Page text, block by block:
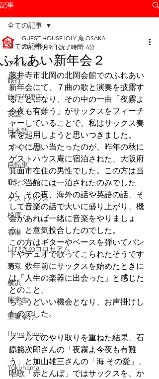
記事
全ての記事
フィリピン
旅行
旅行代理店
英語
日本語
スペイン語
自転車
レンタル
ゲストハウス
松原
香港
はびきのコロセアム
東京
横浜
留学生
重量挙げ
Hong Kong
Tokyo
Yokohama
全ての記事
ふれあい新年会２
GUEST HOUSE IOLY 庵 OSAKA
2024年2月9日 読了時間: 6分
藤井寺市北岡の北岡会館でのふれあい
新年会にて、７曲の歌と演奏を披露す
ることになり、その中の一曲「夜霧よ
今夜も有難う」がサックスをフィーチ
ャーしていることで、私はサックス奏
者を起用しようと思いつきました。
すぐに思い当たったのが、昨年の秋に
ゲストハウス庵に宿泊された、大阪府
箕面市在住の男性でした。この方は当
時、当館には一泊されたのみでした
が、その夜、海外の話や英語の話、そ
して音楽の話で大いに盛り上がり、機
会があれば一緒に音楽をやりましょ
う、と意気投合したのでした。
この方はギターやベースを弾いてバン
ドやデュオで歌ってこられたそうです
が、数年前にサックスを始めたときに
は「人生の楽器に出会った」と感じた
とのこと。
ちょうどいい機会となり、お声掛けし
たのでした。
メールでのやり取りを重ねた結果、石
原裕次郎さんの「夜霧よ今夜も有難
う」と加山雄三さんの「海 その愛」、
唱歌「赤とんぼ」ではサックスを、か